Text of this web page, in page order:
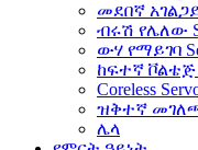
መደበኛ
ብሩሽ የሌለው
ውሃ የማይገባ
ከፍተኛ ቮልቴጅ
Coreless
ዝቅተኛ መገለጫ
ሌላ